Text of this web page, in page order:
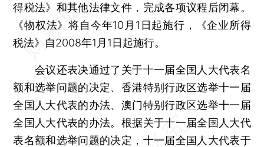
得税法》和其他法律文件，完成各项议程后闭幕。
《物权法》将自今年10月1日起施行，《企业所得
税法》自2008年1月1日起施行。
会议还表决通过了关于十一届全国人大代表名
额和选举问题的决定、香港特别行政区选举十一届
全国人大代表的办法、澳门特别行政区选举十一届
全国人大代表的办法。根据关于十一届全国人大代
表名额和选举问题的决定，十一届全国人大代表于